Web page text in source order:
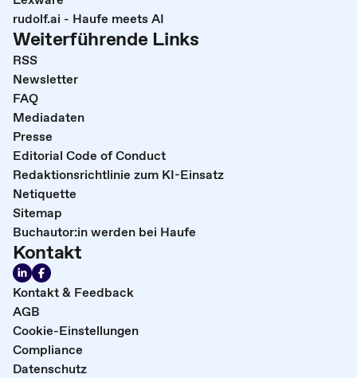
rudolf.ai - Haufe meets AI
Weiterführende Links
RSS
Newsletter
FAQ
Mediadaten
Presse
Editorial Code of Conduct
Redaktionsrichtlinie zum KI-Einsatz
Netiquette
Sitemap
Buchautor:in werden bei Haufe
Kontakt
Kontakt & Feedback
AGB
Cookie-Einstellungen
Compliance
Datenschutz